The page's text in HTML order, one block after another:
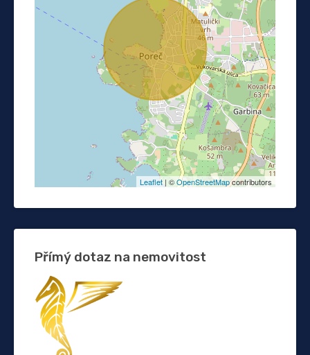
Leaflet| ©OpenStreetMapcontributors
Přímý dotaz na nemovitost